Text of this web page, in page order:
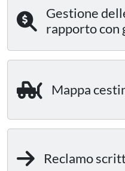
Gestione
rapporto con
Mappa
Reclamo